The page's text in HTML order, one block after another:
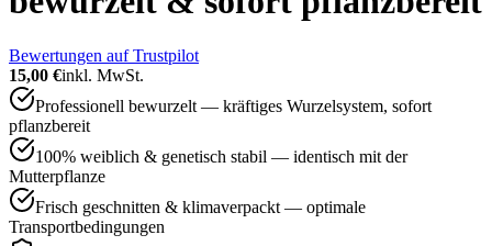
Bewertungen auf Trustpilot
15,00 €inkl. MwSt.
Professionell bewurzelt — kräftiges Wurzelsystem, sofort
pflanzbereit
100% weiblich & genetisch stabil — identisch mit der
Mutterpflanze
Frisch geschnitten & klimaverpackt — optimale
Transportbedingungen